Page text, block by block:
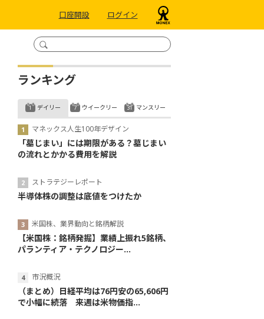
口座開設 ログイン
ランキング
デイリー
マネックス人生100年デザイン
「墓じまい」には期限がある？墓じまい
の流れとかかる費用を解説
ストラテジーレポート
半導体株の調整は底値をつけたか
米国株、業界動向と銘柄解説
【米国株：銘柄発掘】業績上振れ5銘柄、
パランティア・テクノロジー...
市況概況
（まとめ）日経平均は76円安の65,606円
で小幅に続落 来週は米物価指...
ウイークリー マンスリー